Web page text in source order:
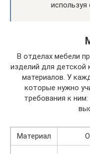
В отделах мебели
изделий для детской
материалов. У
которые нужно
требования к
Материал